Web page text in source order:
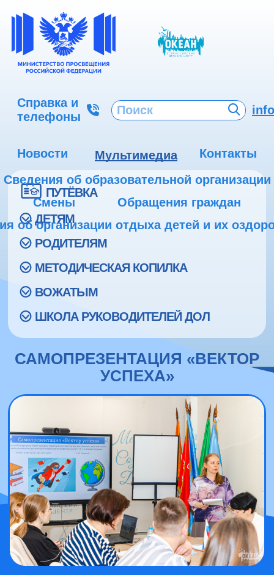
Справка и
телефоны
Новости Мультимедиа
Контакты
Сведения об образовательной организации
Смены
Обращения граждан
об организации отдыха детей и их
ПУТЁВКА
ДЕТЯМ
РОДИТЕЛЯМ
МЕТОДИЧЕСКАЯ КОПИЛКА
ВОЖАТЫМ
ШКОЛА РУКОВОДИТЕЛЕЙ ДОЛ
САМОПРЕЗЕНТАЦИЯ «ВЕКТОР
УСПЕХА»